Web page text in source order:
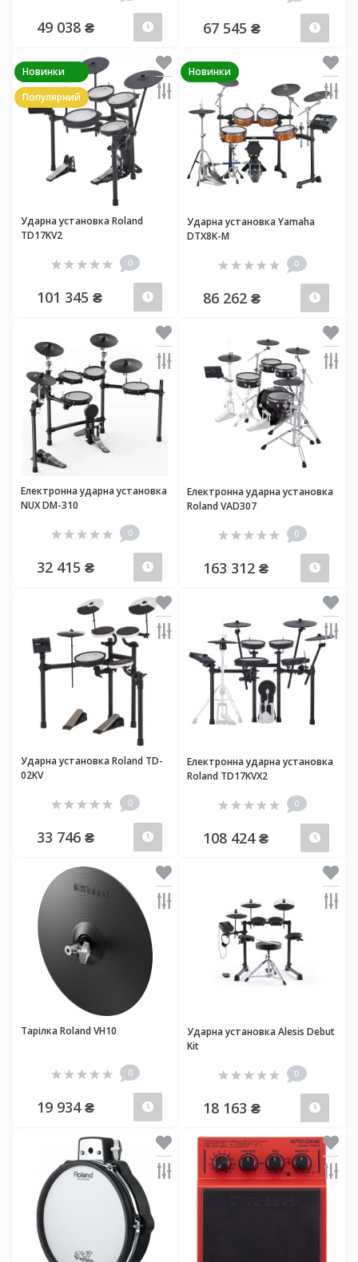
49 038 ₴ Передзамовлення
67 545 ₴
Новинки
Популярний
Ударна установка Roland
TD17KV2
0
101 345 ₴ Передзамовлення
Новинки
Ударна установка Yamaha
DTX8K-M
0
86 262 ₴
Електронна ударна установка
NUX DM-310
0
32 415 ₴ Передзамовлення
Електронна ударна установка
Roland VAD307
0
163 312 ₴
Ударна установка Roland TD-
02KV
0
33 746 ₴ Передзамовлення
Електронна ударна установка
Roland TD17KVX2
0
108 424 ₴
Тарілка Roland VH10
0
19 934 ₴ Передзамовлення
Ударна установка Alesis Debut
Kit
0
18 163 ₴